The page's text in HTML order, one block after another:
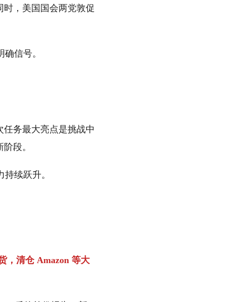
，美国国会两党敦促
信号。
务最大亮点是挑战中
段。
续跃升。
，清仓 Amazon 等大